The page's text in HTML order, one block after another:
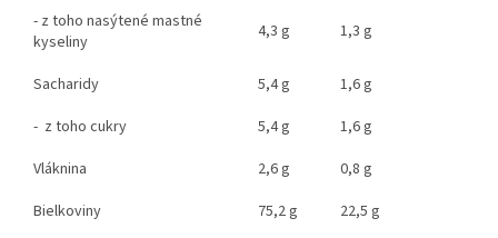
- z toho nasýtené mastné
kyseliny
4,3 g 1,3 g
Sacharidy 5,4 g
1,6 g
- z toho cukry
5,4 g
1,6 g
Vláknina
2,6 g
0,8 g
Bielkoviny
75,2 g
22,5 g